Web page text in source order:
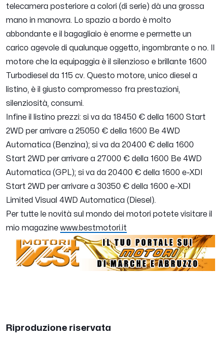
telecamera posteriore a colori (di serie) dà una grossa
mano in manovra. Lo spazio a bordo è molto
abbondante e il bagagliaio è enorme e permette un
carico agevole di qualunque oggetto, ingombrante o no. Il
motore che la equipaggia è il silenzioso e brillante 1600
Turbodiesel da 115 cv. Questo motore, unico diesel a
listino, è il giusto compromesso fra prestazioni,
silenziosità, consumi.
Infine il listino prezzi: si va da 18450 € della 1600 Start
2WD per arrivare a 25050 € della 1600 Be 4WD
Automatica (Benzina); si va da 20400 € della 1600
Start 2WD per arrivare a 27000 € della 1600 Be 4WD
Automatica (GPL); si va da 20400 € della 1600 e-XDI
Start 2WD per arrivare a 30350 € della 1600 e-XDI
Limited Visual 4WD Automatica (Diesel).
Per tutte le novità sul mondo dei motori potete visitare il
mio magazine www.bestmotori.it
Riproduzione riservata